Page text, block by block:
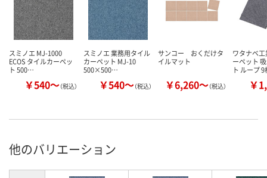
スミノエ MJ-1000
ECOS タイルカーペッ
ト 500…
￥540～（税込）
スミノエ 業務用タイル
カーペット MJ-10
500×500…
￥540～（税込）
サンコー おくだけタ
イルマット
￥6,260～（税込）
ワタナベ
ーペット
ト ループ
￥
他のバリエーション